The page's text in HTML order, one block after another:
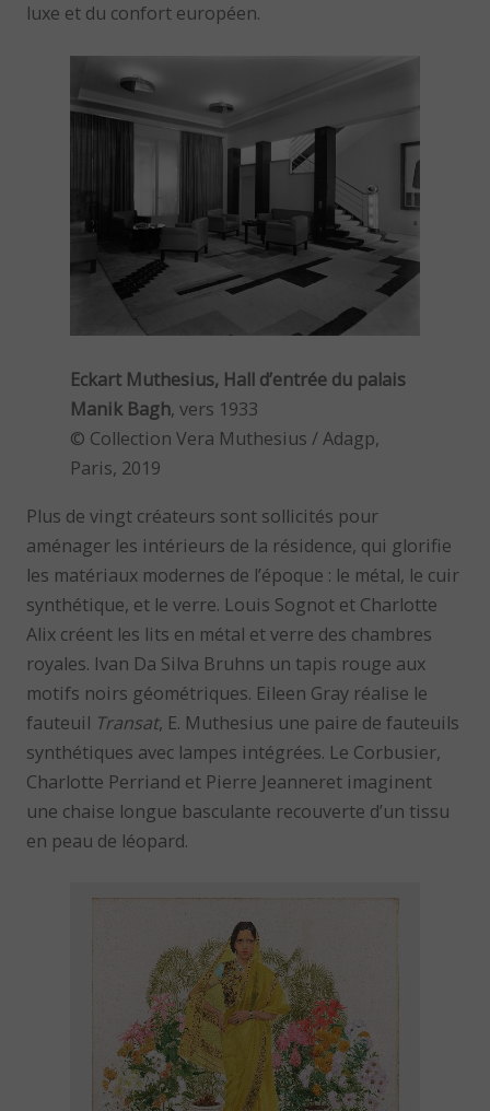
luxe et du confort européen.
Eckart Muthesius, Hall d’entrée du palais
Manik Bagh, vers 1933
© Collection Vera Muthesius / Adagp,
Paris, 2019
Plus de vingt créateurs sont sollicités pour
aménager les intérieurs de la résidence, qui glorifie
les matériaux modernes de l’époque : le métal, le cuir
synthétique, et le verre. Louis Sognot et Charlotte
Alix créent les lits en métal et verre des chambres
royales. Ivan Da Silva Bruhns un tapis rouge aux
motifs noirs géométriques. Eileen Gray réalise le
fauteuil Transat, E. Muthesius une paire de fauteuils
synthétiques avec lampes intégrées. Le Corbusier,
Charlotte Perriand et Pierre Jeanneret imaginent
une chaise longue basculante recouverte d’un tissu
en peau de léopard.